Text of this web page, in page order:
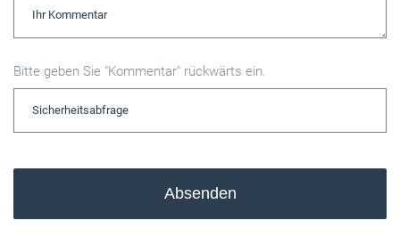
Bitte geben Sie "Kommentar" rückwärts ein.
Absenden